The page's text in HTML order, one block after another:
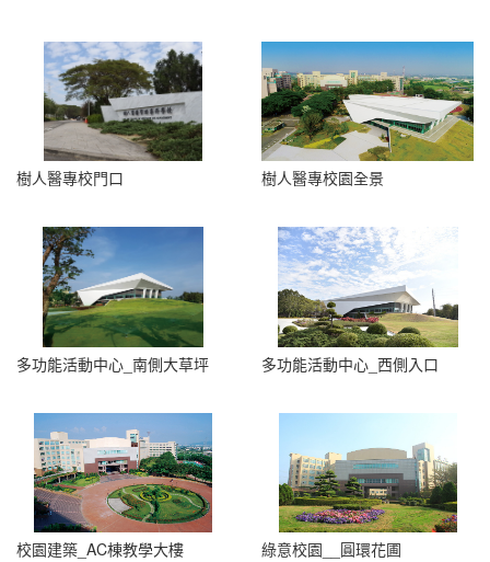
樹人醫專校門口 樹人醫專校園全景
多功能活動中心_南側大草坪 多功能活動中心_西側入口
校園建築_AC棟教學大樓 綠意校園__圓環花圃